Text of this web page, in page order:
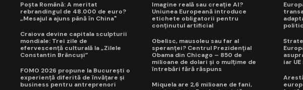
Poșta Română: A meritat
rebrandingul de 48.000 de euro?
„Mesajul a ajuns până în China"
Craiova devine capitala sculpturii
mondiale: Trei zile de
efervescență culturală la „Zilele
Constantin Brâncuși”
FOMO 2026 propune la București o
experiență diferită de învățare și
business pentru antreprenori
Imagine reală sau creație AI?
Uniunea Europeană introduce
etichete obligatorii pentru
conținutul artificial
Obelisc, mausoleu sau far al
speranței? Centrul Prezidențial
Obama din Chicago – 850 de
milioane de dolari și o mulțime de
întrebări fără răspuns
Miquela are 2,6 milioane de fani,
iar